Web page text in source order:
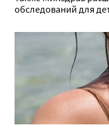
обследований для